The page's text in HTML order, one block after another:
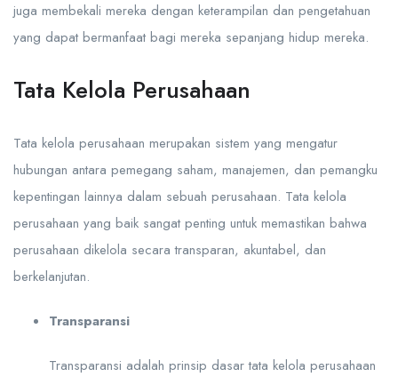
juga membekali mereka dengan keterampilan dan pengetahuan
yang dapat bermanfaat bagi mereka sepanjang hidup mereka.
Tata Kelola Perusahaan
Tata kelola perusahaan merupakan sistem yang mengatur
hubungan antara pemegang saham, manajemen, dan pemangku
kepentingan lainnya dalam sebuah perusahaan. Tata kelola
perusahaan yang baik sangat penting untuk memastikan bahwa
perusahaan dikelola secara transparan, akuntabel, dan
berkelanjutan.
Transparansi
Transparansi adalah prinsip dasar tata kelola perusahaan